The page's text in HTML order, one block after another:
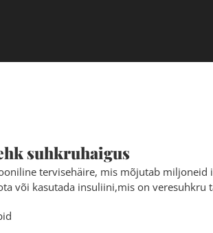
suhkruhaigus
tervisehäire, mis mõjutab miljoneid
või kasutada insuliini,mis on veresuhkru